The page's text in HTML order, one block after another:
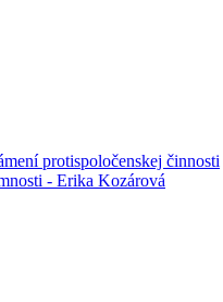
protispoločenskej činnosti
- Erika Kozárová